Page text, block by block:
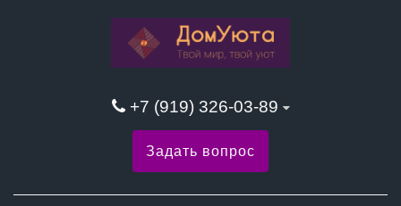
+7 (919) 326-03-89
Задать вопрос